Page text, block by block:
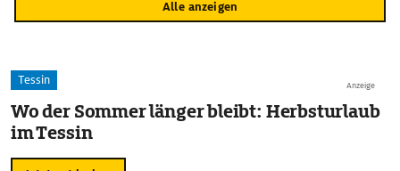
Alle anzeigen
Anzeige
Tessin
Wo der Sommer länger bleibt: Herbsturlaub
im Tessin